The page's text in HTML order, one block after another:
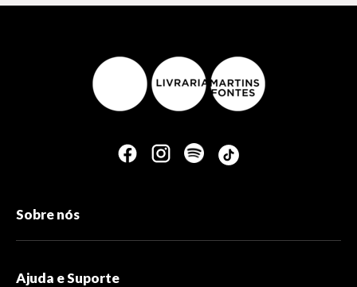
Sobre nós
Ajuda e Suporte